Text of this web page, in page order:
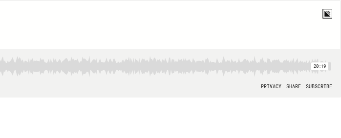
20:19
PRIVACY SHARE SUBSCRIBE